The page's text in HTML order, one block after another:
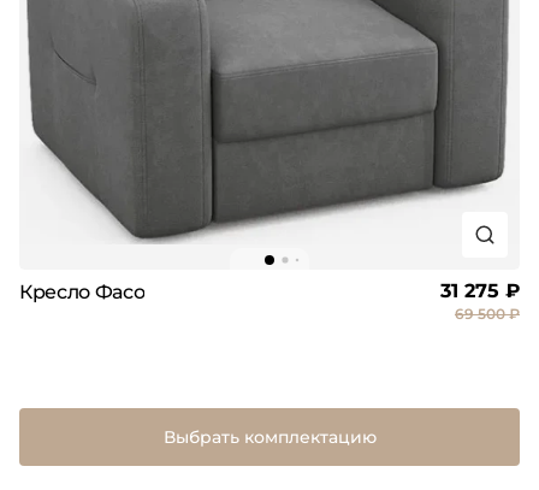
Кресло Фасо 31 275 ₽
69 500 ₽
Выбрать комплектацию